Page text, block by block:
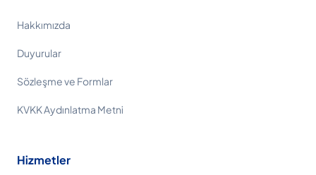
Hakkımızda
Duyurular
Sözleşme ve Formlar
KVKK Aydınlatma Metni
Hizmetler